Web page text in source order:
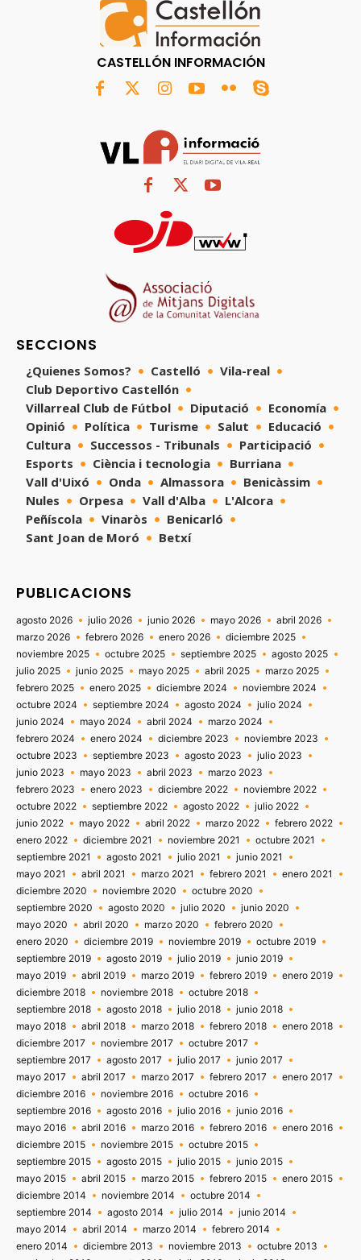
CASTELLÓN INFORMACIÓN
SECCIONS
¿Quienes Somos? Castelló
Vila-real
Club Deportivo Castellón
Villarreal Club de Fútbol
Diputació
Economía
Opinió
Política Turisme Salut
Educació
Cultura
Successos - Tribunals
Participació
Esports
Ciència i tecnologia
Burriana
Vall d'Uixó
Onda Almassora
Benicàssim
Nules
Orpesa Vall d'Alba
L'Alcora
Peñíscola
Vinaròs
Benicarló
Sant Joan de Moró
Betxí
PUBLICACIONS
agosto 2026 julio 2026 junio 2026 mayo 2026
abril 2026
marzo 2026
febrero 2026 enero 2026
diciembre 2025
noviembre 2025
octubre 2025 septiembre 2025
agosto 2025
julio 2025
junio 2025 mayo 2025 abril 2025
marzo 2025
febrero 2025
enero 2025 diciembre 2024
noviembre 2024
octubre 2024
septiembre 2024 agosto 2024
julio 2024
junio 2024
mayo 2024 abril 2024
marzo 2024
febrero 2024
enero 2024 diciembre 2023
noviembre 2023
octubre 2023
septiembre 2023 agosto 2023
julio 2023
junio 2023
mayo 2023 abril 2023
marzo 2023
febrero 2023
enero 2023 diciembre 2022
noviembre 2022
octubre 2022
septiembre 2022 agosto 2022
julio 2022
junio 2022
mayo 2022 abril 2022 marzo 2022
febrero 2022
enero 2022
diciembre 2021 noviembre 2021
octubre 2021
septiembre 2021
agosto 2021 julio 2021
junio 2021
mayo 2021
abril 2021 marzo 2021 febrero 2021
enero 2021
diciembre 2020
noviembre 2020
octubre 2020
septiembre 2020
agosto 2020 julio 2020
junio 2020
mayo 2020
abril 2020 marzo 2020
febrero 2020
enero 2020
diciembre 2019 noviembre 2019
octubre 2019
septiembre 2019
agosto 2019 julio 2019
junio 2019
mayo 2019
abril 2019 marzo 2019 febrero 2019
enero 2019
diciembre 2018
noviembre 2018
octubre 2018
septiembre 2018
agosto 2018 julio 2018
junio 2018
mayo 2018
abril 2018 marzo 2018 febrero 2018
enero 2018
diciembre 2017
noviembre 2017
octubre 2017
septiembre 2017
agosto 2017 julio 2017
junio 2017
mayo 2017
abril 2017 marzo 2017 febrero 2017
enero 2017
diciembre 2016
noviembre 2016
octubre 2016
septiembre 2016
agosto 2016 julio 2016
junio 2016
mayo 2016
abril 2016 marzo 2016 febrero 2016
enero 2016
diciembre 2015
noviembre 2015
octubre 2015
septiembre 2015
agosto 2015 julio 2015
junio 2015
mayo 2015
abril 2015 marzo 2015 febrero 2015
enero 2015
diciembre 2014
noviembre 2014
octubre 2014
septiembre 2014
agosto 2014 julio 2014
junio 2014
mayo 2014
abril 2014 marzo 2014
febrero 2014
enero 2014
diciembre 2013 noviembre 2013
octubre 2013